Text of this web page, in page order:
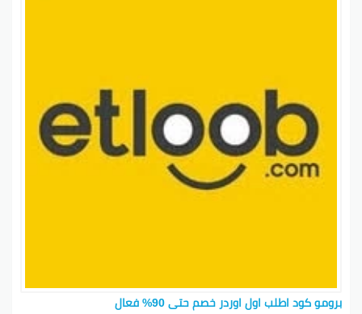
برومو كود اطلب اول اوردر خصم حتى 90% فعال